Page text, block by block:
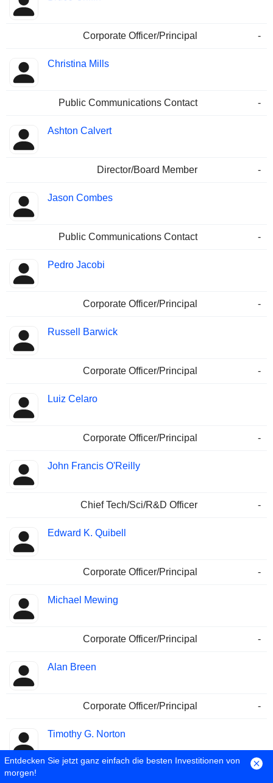
Corporate Officer/Principal -
Christina Mills
Public Communications Contact -
Ashton Calvert
Director/Board Member -
Jason Combes
Public Communications Contact -
Pedro Jacobi
Corporate Officer/Principal -
Russell Barwick
Corporate Officer/Principal -
Luiz Celaro
Corporate Officer/Principal -
John Francis O'Reilly
Chief Tech/Sci/R&D Officer -
Edward K. Quibell
Corporate Officer/Principal -
Michael Mewing
Corporate Officer/Principal -
Alan Breen
Corporate Officer/Principal -
Timothy G. Norton
-
Entdecken Sie jetzt ganz einfach die besten Investitionen von
morgen!